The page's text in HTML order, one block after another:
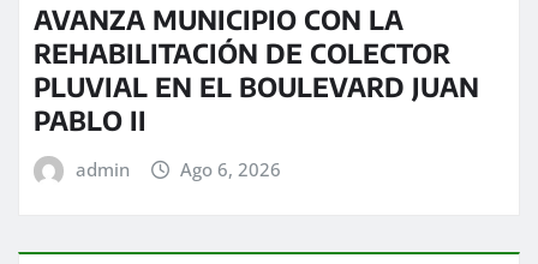
AVANZA MUNICIPIO CON LA
REHABILITACIÓN DE COLECTOR
PLUVIAL EN EL BOULEVARD JUAN
PABLO II
admin Ago 6, 2026